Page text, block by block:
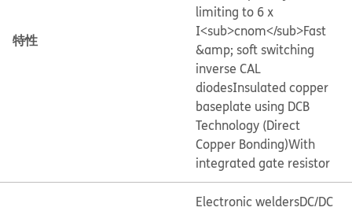
特性
limiting to 6 x
I<sub>cnom</sub>Fast
&amp; soft switching
inverse CAL
diodesInsulated copper
baseplate using DCB
Technology (Direct
Copper Bonding)With
integrated gate resistor
Electronic weldersDC/DC